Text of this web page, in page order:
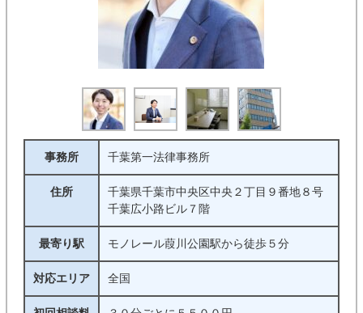
事務所 千葉第一法律事務所
住所
千葉県千葉市中央区中央２丁目９番地８号
千葉広小路ビル７階
最寄り駅 モノレール葭川公園駅から徒歩５分
対応エリア 全国